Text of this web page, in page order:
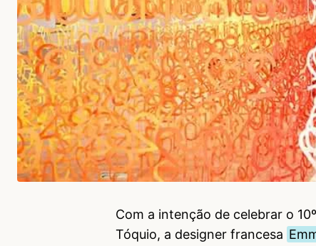
Com a intenção de celebrar o
Tóquio, a designer francesa